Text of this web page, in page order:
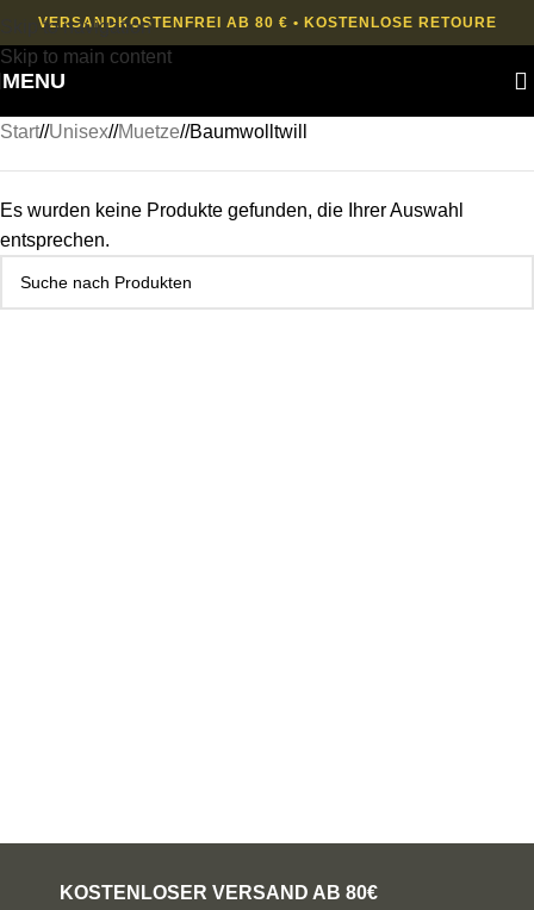
Skip to navigation
Skip to main content
VERSANDKOSTENFREI AB 80 € • KOSTENLOSE RETOURE
MENU
Start/ Unisex/ Muetze/ Baumwolltwill
Es wurden keine Produkte gefunden, die Ihrer Auswahl
entsprechen.
KOSTENLOSER VERSAND AB 80€